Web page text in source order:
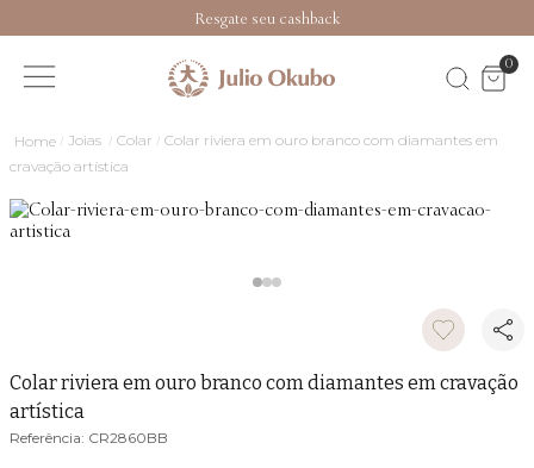
Resgate seu cashback
0
Joias Colar
Colar riviera em ouro branco com diamantes em
cravação artística
Colar riviera em ouro branco com diamantes em cravação
artística
CR2860BB